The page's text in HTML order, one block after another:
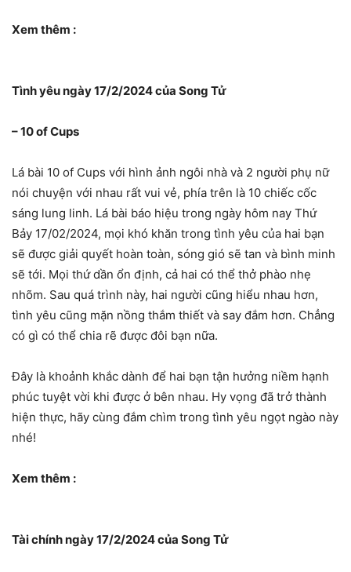
Xem thêm :
Tình yêu ngày 17/2/2024 của Song Tử
– 10 of Cups
Lá bài 10 of Cups với hình ảnh ngôi nhà và 2 người phụ nữ
nói chuyện với nhau rất vui vẻ, phía trên là 10 chiếc cốc
sáng lung linh. Lá bài báo hiệu trong ngày hôm nay Thứ
Bảy 17/02/2024, mọi khó khăn trong tình yêu của hai bạn
sẽ được giải quyết hoàn toàn, sóng gió sẽ tan và bình minh
sẽ tới. Mọi thứ dần ổn định, cả hai có thể thở phào nhẹ
nhõm. Sau quá trình này, hai người cũng hiểu nhau hơn,
tình yêu cũng mặn nồng thắm thiết và say đắm hơn. Chẳng
có gì có thể chia rẽ được đôi bạn nữa.
Đây là khoảnh khắc dành để hai bạn tận hưởng niềm hạnh
phúc tuyệt vời khi được ở bên nhau. Hy vọng đã trở thành
hiện thực, hãy cùng đắm chìm trong tình yêu ngọt ngào này
nhé!
Xem thêm :
Tài chính ngày 17/2/2024 của Song Tử